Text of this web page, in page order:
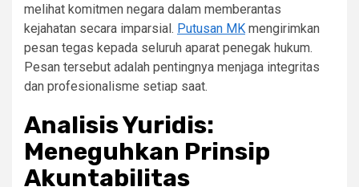
melihat komitmen negara dalam memberantas
kejahatan secara imparsial. Putusan MK mengirimkan
pesan tegas kepada seluruh aparat penegak hukum.
Pesan tersebut adalah pentingnya menjaga integritas
dan profesionalisme setiap saat.
Analisis Yuridis:
Meneguhkan Prinsip
Akuntabilitas